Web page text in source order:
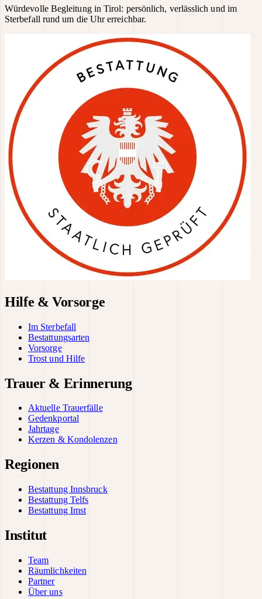
Würdevolle Begleitung in Tirol: persönlich, verlässlich und im
Sterbefall rund um die Uhr erreichbar.
Hilfe & Vorsorge
Im Sterbefall
Bestattungsarten
Vorsorge
Trost und Hilfe
Trauer & Erinnerung
Aktuelle Trauerfälle
Gedenkportal
Jahrtage
Kerzen & Kondolenzen
Regionen
Bestattung Innsbruck
Bestattung Telfs
Bestattung Imst
Institut
Team
Räumlichkeiten
Partner
Über uns